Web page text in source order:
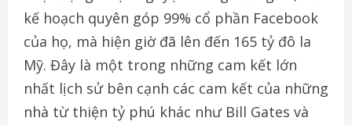
kế hoạch quyên góp 99% cổ phần Facebook
của họ, mà hiện giờ đã lên đến 165 tỷ đô la
Mỹ. Đây là một trong những cam kết lớn
nhất lịch sử bên cạnh các cam kết của những
nhà từ thiện tỷ phú khác như Bill Gates và